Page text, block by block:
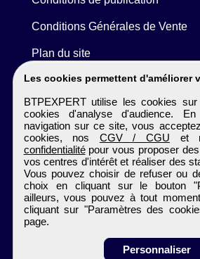
Les cookies permettent d'améliorer
BTPEXPERT utilise les cookies
cookies d'analyse d'audience.
navigation sur ce site, vous
cookies, nos CGV / CGU et
confidentialitépour vous proposer
vos centres d'intérêt et réaliser des
Vous pouvez choisir de refuser ou
choix en cliquant sur le bouton
ailleurs, vous pouvez à tout
cliquant sur "Paramètres des
page.
Personnaliser
Conditions Générales de Vente
Plan du site